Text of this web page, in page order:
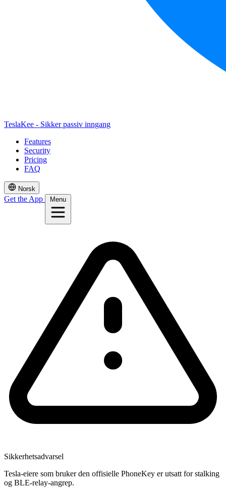
TeslaKee - Sikker passiv inngang
Features
Security
Pricing
FAQ
Norsk
Get the App Menu
Sikkerhetsadvarsel
Tesla-eiere som bruker den offisielle PhoneKey er utsatt for stalking
og BLE-relay-angrep.